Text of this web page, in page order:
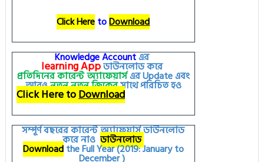
Click HeretoDownload
Knowledge Accountএর
learningAppডাউনলোড করে
প্রতিদিনের কারেন্ট অ্যাফেয়ার্সএরUpdateএবং
আরওনতুননতুনজিকেরসাথে পরিচিত হও
Click Here toDownload
সম্পূর্ণ বছরের কারেন্ট অ্যাফেয়ার্স ডাউনলোড
করে নাও ডাউনলোড
Downloadthe Full Year (2019: January to
December )